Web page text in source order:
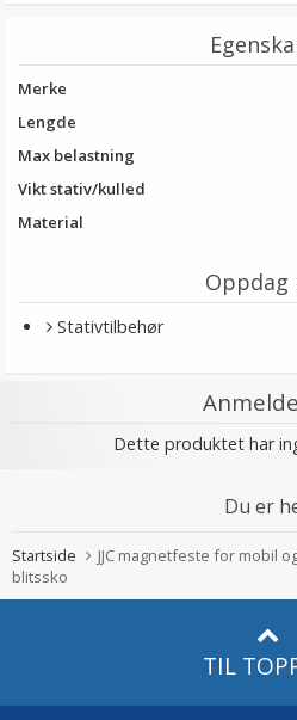
Merke
Lengde
Max belastning
Vikt stativ/kulled
Material
Oppdag
Stativtilbehør
Dette produktet har
Du er
Startside
JJC magnetfeste for mobil
blitssko
TIL